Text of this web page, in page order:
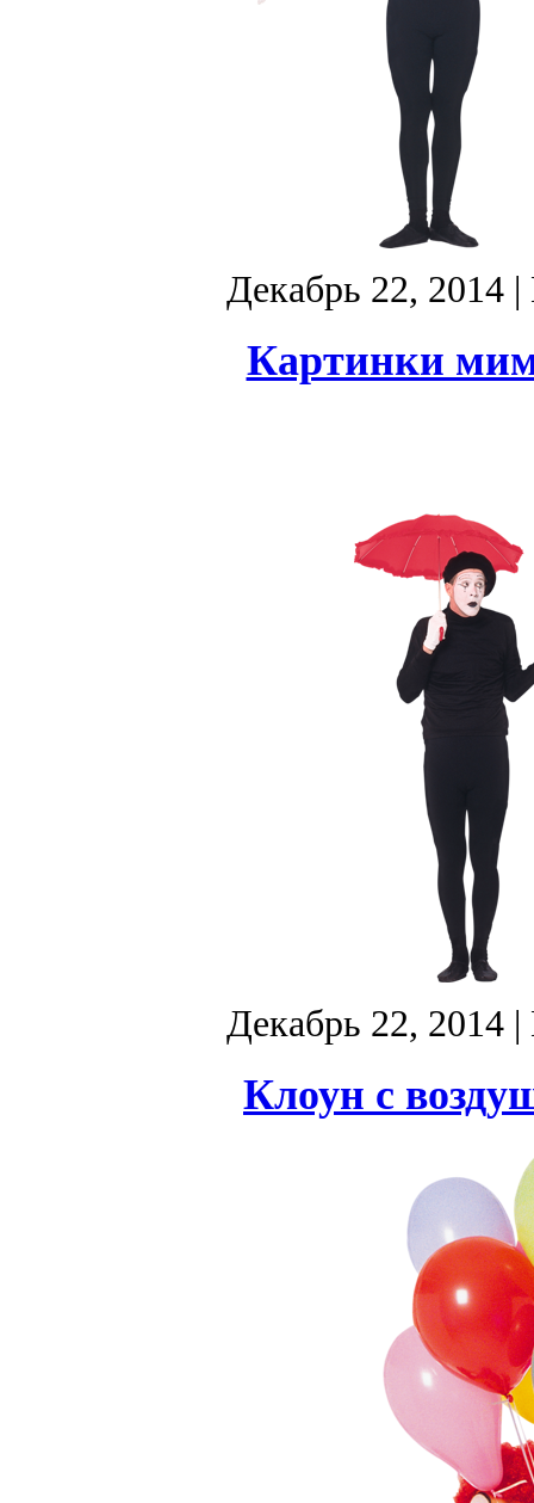
Декабрь 22, 2014|
Картинки
Декабрь 22, 2014|
Клоун с